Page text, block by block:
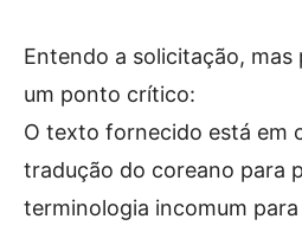
Entendo a solicitação, mas
um ponto crítico:
O texto fornecido está em
tradução do coreano para
terminologia incomum